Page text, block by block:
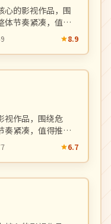
的影视作品，围
体节奏紧凑，值得
8.9
视作品，围绕危
奏紧凑，值得推荐
6.7